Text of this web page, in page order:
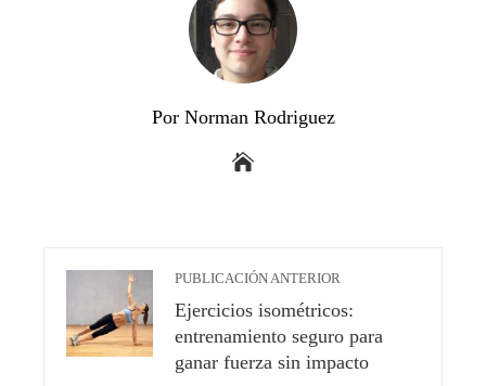
Por Norman Rodriguez
PUBLICACIÓN ANTERIOR
Ejercicios isométricos:
entrenamiento seguro para
ganar fuerza sin impacto